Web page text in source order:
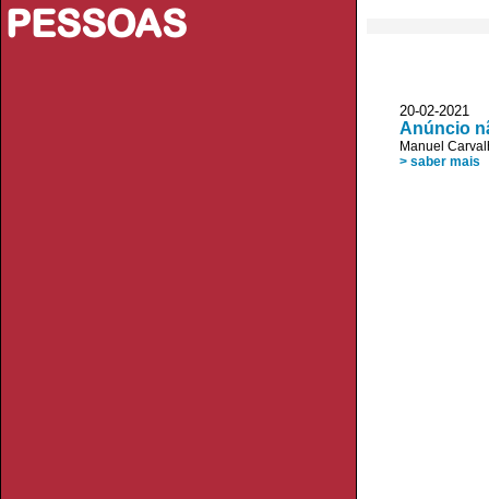
PESSOAS
20-02-2021
Anúncio
Manuel
> saber mais